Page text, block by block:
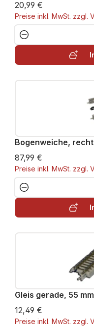
20,99 €
Preise inkl. MwSt. zzgl.
Produkt
Bogenweiche,
87,99 €
Preise inkl. MwSt. zzgl.
Produkt
Gleis gerade, 55
12,49 €
Preise inkl. MwSt. zzgl.